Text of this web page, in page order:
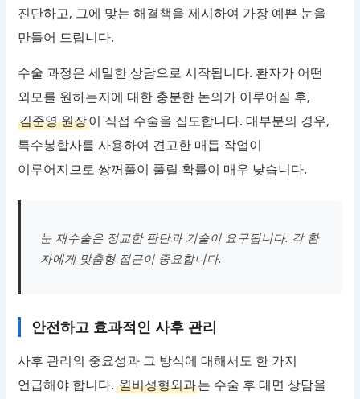
진단하고, 그에 맞는 해결책을 제시하여 가장 예쁜 눈을
만들어 드립니다.
수술 과정은 세밀한 상담으로 시작됩니다. 환자가 어떤
외모를 원하는지에 대한 충분한 논의가 이루어질 후,
김준영 원장이 직접 수술을 집도합니다. 대부분의 경우,
특수봉합사를 사용하여 견고한 매듭 작업이
이루어지므로 쌍꺼풀이 풀릴 확률이 매우 낮습니다.
눈 재수술은 정교한 판단과 기술이 요구됩니다. 각 환
자에게 맞춤형 접근이 중요합니다.
안전하고 효과적인 사후 관리
사후 관리의 중요성과 그 방식에 대해서도 한 가지
언급해야 합니다.윌비성형외과는 수술 후 대면 상담을